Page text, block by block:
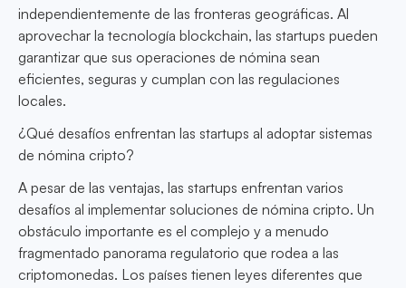
independientemente de las fronteras geográficas. Al
aprovechar la tecnología blockchain, las startups pueden
garantizar que sus operaciones de nómina sean
eficientes, seguras y cumplan con las regulaciones
locales.
¿Qué desafíos enfrentan las startups al adoptar sistemas
de nómina cripto?
A pesar de las ventajas, las startups enfrentan varios
desafíos al implementar soluciones de nómina cripto. Un
obstáculo importante es el complejo y a menudo
fragmentado panorama regulatorio que rodea a las
criptomonedas. Los países tienen leyes diferentes que